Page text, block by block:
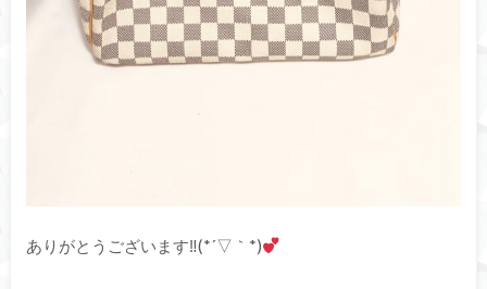
ありがとうございます‼(*´▽｀*)